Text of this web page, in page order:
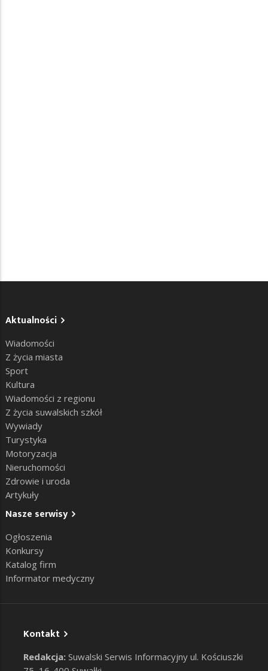
Aktualności
Wiadomości
Z życia miasta
Sport
Kultura
Wiadomości z regionu
Z życia suwalskich szkół
Wywiady
Turystyka
Motoryzacja
Nieruchomości
Zdrowie i uroda
Artykuły
Nasze serwisy
Ogłoszenia
Konkursy
Katalog firm
Informator medyczny
Kontakt
Redakcja: Suwalski Serwis Informacyjny ul. Kościuszki